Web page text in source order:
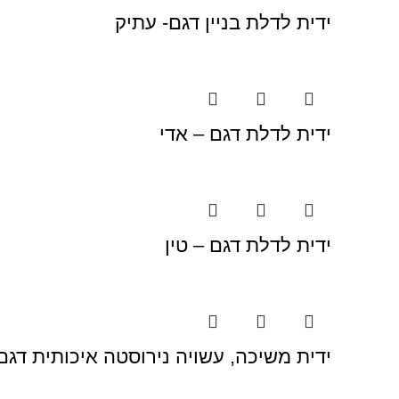
ידית לדלת בניין דגם- עתיק
ידית לדלת דגם – אדי
ידית לדלת דגם – טין
ידית משיכה, עשויה נירוסטה איכותית